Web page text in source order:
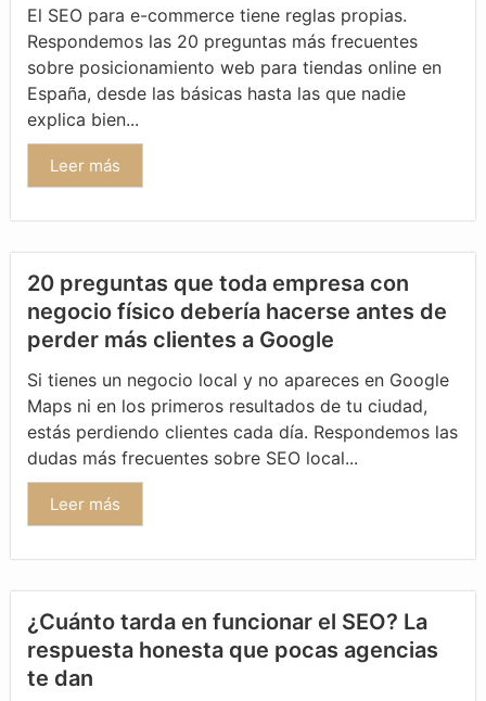
El SEO para e-commerce tiene reglas propias.
Respondemos las 20 preguntas más frecuentes
sobre posicionamiento web para tiendas online en
España, desde las básicas hasta las que nadie
explica bien...
Leer más
20 preguntas que toda empresa con
negocio físico debería hacerse antes de
perder más clientes a Google
Si tienes un negocio local y no apareces en Google
Maps ni en los primeros resultados de tu ciudad,
estás perdiendo clientes cada día. Respondemos las
dudas más frecuentes sobre SEO local...
Leer más
¿Cuánto tarda en funcionar el SEO? La
respuesta honesta que pocas agencias
te dan